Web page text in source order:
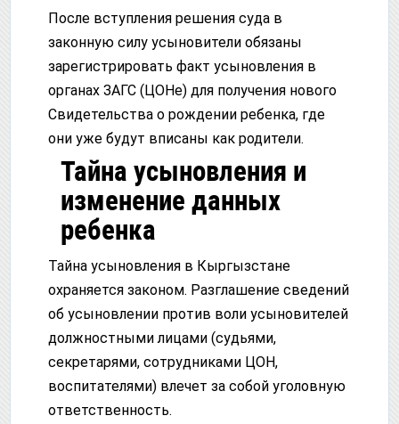
После вступления решения суда в
законную силу усыновители обязаны
зарегистрировать факт усыновления в
органах ЗАГС (ЦОНе) для получения нового
Свидетельства о рождении ребенка, где
они уже будут вписаны как родители.
Тайна усыновления и
изменение данных
ребенка
Тайна усыновления в Кыргызстане
охраняется законом. Разглашение сведений
об усыновлении против воли усыновителей
должностными лицами (судьями,
секретарями, сотрудниками ЦОН,
воспитателями) влечет за собой уголовную
ответственность.